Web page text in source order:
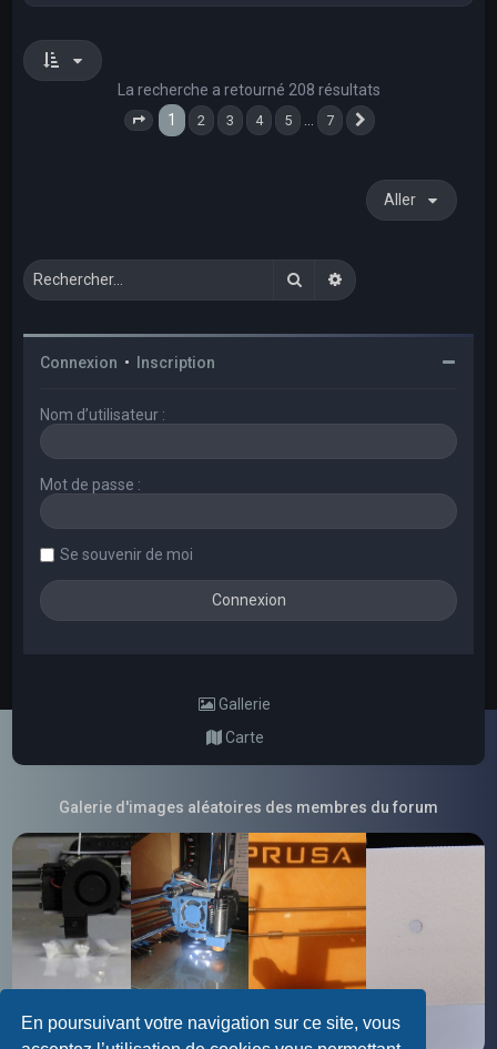
En poursuivant votre navigation sur ce site, vous
La recherche a retourné 208 résultats
Page 1 sur
1 2 3 4 5 7
Aller
RechercherRecherche avancée
Connexion • Inscription
Nom d’utilisateur :
Mot de passe :
Se souvenir de moi
Gallerie
Carte
Galerie d'images aléatoires des membres du forum